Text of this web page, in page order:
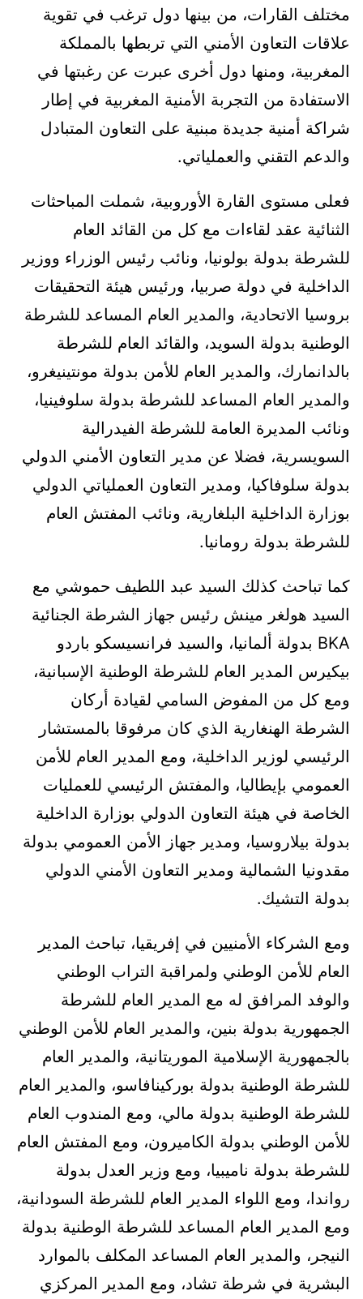
مختلف القارات، من بينها دول ترغب في تقوية
علاقات التعاون الأمني التي تربطها بالمملكة
المغربية، ومنها دول أخرى عبرت عن رغبتها في
الاستفادة من التجربة الأمنية المغربية في إطار
شراكة أمنية جديدة مبنية على التعاون المتبادل
والدعم التقني والعملياتي.
فعلى مستوى القارة الأوروبية، شملت المباحثات
الثنائية عقد لقاءات مع كل من القائد العام
للشرطة بدولة بولونيا، ونائب رئيس الوزراء ووزير
الداخلية في دولة صربيا، ورئيس هيئة التحقيقات
بروسيا الاتحادية، والمدير العام المساعد للشرطة
الوطنية بدولة السويد، والقائد العام للشرطة
بالدانمارك، والمدير العام للأمن بدولة مونتينيغرو،
والمدير العام المساعد للشرطة بدولة سلوفينيا،
ونائب المديرة العامة للشرطة الفيدرالية
السويسرية، فضلا عن مدير التعاون الأمني الدولي
بدولة سلوفاكيا، ومدير التعاون العملياتي الدولي
بوزارة الداخلية البلغارية، ونائب المفتش العام
للشرطة بدولة رومانيا.
كما تباحث كذلك السيد عبد اللطيف حموشي مع
السيد هولغر مينش رئيس جهاز الشرطة الجنائية
BKA بدولة ألمانيا، والسيد فرانسيسكو باردو
بيكيرس المدير العام للشرطة الوطنية الإسبانية،
ومع كل من المفوض السامي لقيادة أركان
الشرطة الهنغارية الذي كان مرفوقا بالمستشار
الرئيسي لوزير الداخلية، ومع المدير العام للأمن
العمومي بإيطاليا، والمفتش الرئيسي للعمليات
الخاصة في هيئة التعاون الدولي بوزارة الداخلية
بدولة بيلاروسيا، ومدير جهاز الأمن العمومي بدولة
مقدونيا الشمالية ومدير التعاون الأمني الدولي
بدولة التشيك.
ومع الشركاء الأمنيين في إفريقيا، تباحث المدير
العام للأمن الوطني ولمراقبة التراب الوطني
والوفد المرافق له مع المدير العام للشرطة
الجمهورية بدولة بنين، والمدير العام للأمن الوطني
بالجمهورية الإسلامية الموريتانية، والمدير العام
للشرطة الوطنية بدولة بوركينافاسو، والمدير العام
للشرطة الوطنية بدولة مالي، ومع المندوب العام
للأمن الوطني بدولة الكاميرون، ومع المفتش العام
للشرطة بدولة ناميبيا، ومع وزير العدل بدولة
رواندا، ومع اللواء المدير العام للشرطة السودانية،
ومع المدير العام المساعد للشرطة الوطنية بدولة
النيجر، والمدير العام المساعد المكلف بالموارد
البشرية في شرطة تشاد، ومع المدير المركزي